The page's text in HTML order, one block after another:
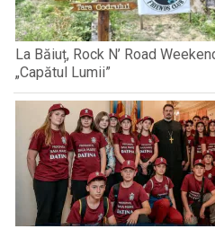
La Băiuț, Rock N’ Road
„Capătul Lumii”